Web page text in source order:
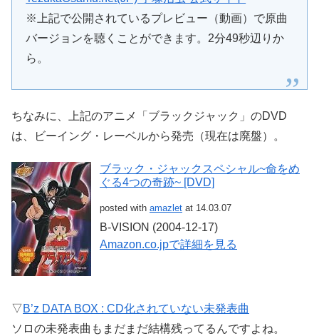
※上記で公開されているプレビュー（動画）で原曲
バージョンを聴くことができます。2分49秒辺りか
ら。
ちなみに、上記のアニメ「ブラックジャック」のDVD
は、ビーイング・レーベルから発売（現在は廃盤）。
ブラック・ジャックスペシャル~命をめ
ぐる4つの奇跡~ [DVD]
posted with amazlet at 14.03.07
B-VISION (2004-12-17)
Amazon.co.jpで詳細を見る
▽B’z DATA BOX : CD化されていない未発表曲
ソロの未発表曲もまだまだ結構残ってるんですよね。